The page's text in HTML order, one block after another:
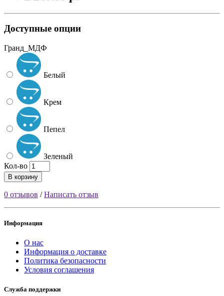
Доступные опции
Гранд_МДФ
Белый
Крем
Пепел
Зеленый
Кол-во
В корзину
0 отзывов /Написать отзыв
Информация
О нас
Информация о доставке
Политика безопасности
Условия соглашения
Служба поддержки